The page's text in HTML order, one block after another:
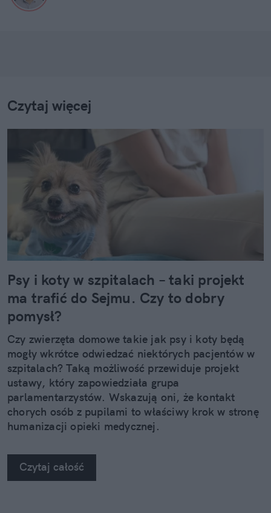
Czytaj więcej
Psy i koty w szpitalach – taki projekt
ma trafić do Sejmu. Czy to dobry
pomysł?
Czy zwierzęta domowe takie jak psy i koty będą
mogły wkrótce odwiedzać niektórych pacjentów w
szpitalach? Taką możliwość przewiduje projekt
ustawy, który zapowiedziała grupa
parlamentarzystów. Wskazują oni, że kontakt
chorych osób z pupilami to właściwy krok w stronę
humanizacji opieki medycznej.
Czytaj całość